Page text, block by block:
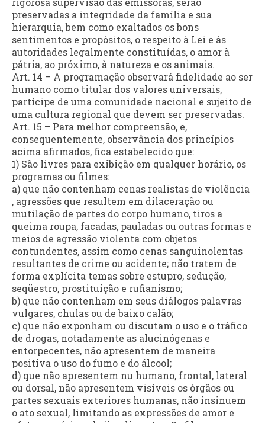
preservadas a integridade da família e sua
hierarquia, bem como exaltados os bons
sentimentos e propósitos, o respeito à Lei e às
autoridades legalmente constituídas, o amor à
pátria, ao próximo, à natureza e os animais.
Art. 14 – A programação observará fidelidade ao ser
humano como titular dos valores universais,
partícipe de uma comunidade nacional e sujeito de
uma cultura regional que devem ser preservadas.
Art. 15 – Para melhor compreensão, e,
consequentemente, observância dos princípios
acima afirmados, fica estabelecido que:
1) São livres para exibição em qualquer horário, os
programas ou filmes:
a) que não contenham cenas realistas de violência
, agressões que resultem em dilaceração ou
mutilação de partes do corpo humano, tiros a
queima roupa, facadas, pauladas ou outras formas e
meios de agressão violenta com objetos
contundentes, assim como cenas sanguinolentas
resultantes de crime ou acidente; não tratem de
forma explícita temas sobre estupro, sedução,
seqüestro, prostituição e rufianismo;
b) que não contenham em seus diálogos palavras
vulgares, chulas ou de baixo calão;
c) que não exponham ou discutam o uso e o tráfico
de drogas, notadamente as alucinógenas e
entorpecentes, não apresentem de maneira
positiva o uso do fumo e do álcool;
d) que não apresentem nu humano, frontal, lateral
ou dorsal, não apresentem visíveis os órgãos ou
partes sexuais exteriores humanas, não insinuem
o ato sexual, limitando as expressões de amor e